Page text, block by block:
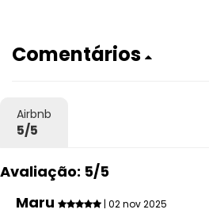
Comentários
Airbnb
5/5
Avaliação: 5/5
Maru
| 02 nov 2025